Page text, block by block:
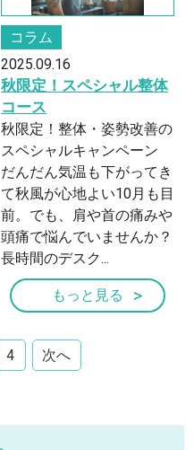
コラム
2025.09.16
秋限定！スペシャル整体
コース
秋限定！整体・姿勢改善の
スペシャルキャンペーン
だんだん気温も下がってき
て秋風が心地よい10月も目
前。でも、肩や首の痛みや
頭痛で悩んでいませんか？
長時間のデスク...
もっと見る
4 次へ